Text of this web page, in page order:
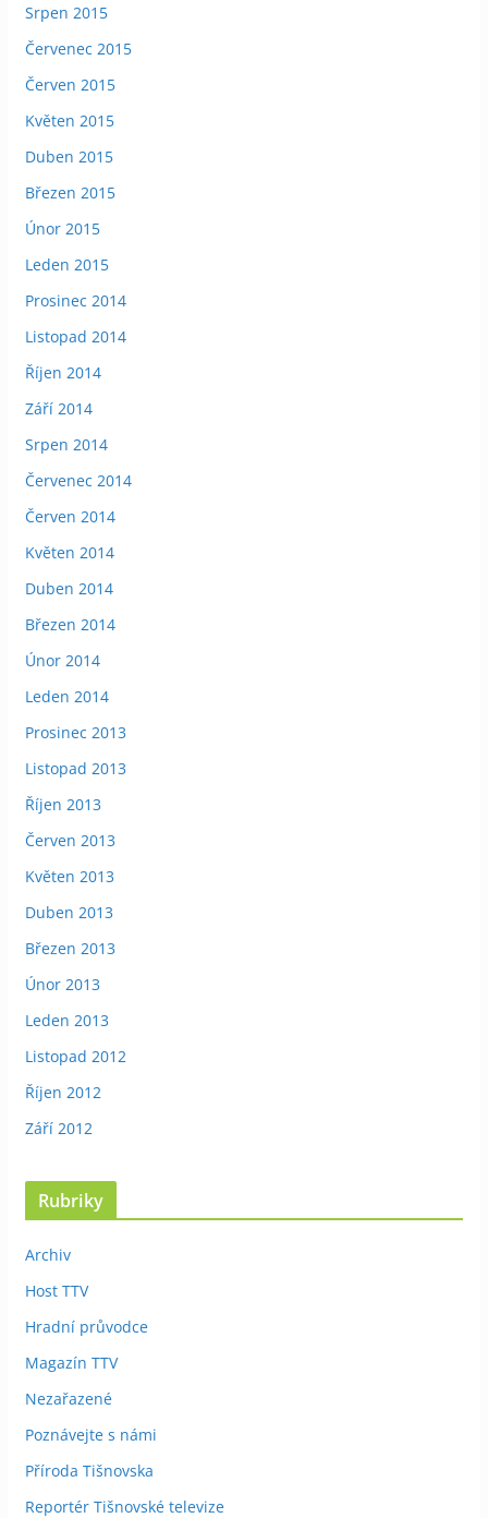
Srpen 2015
Červenec 2015
Červen 2015
Květen 2015
Duben 2015
Březen 2015
Únor 2015
Leden 2015
Prosinec 2014
Listopad 2014
Říjen 2014
Září 2014
Srpen 2014
Červenec 2014
Červen 2014
Květen 2014
Duben 2014
Březen 2014
Únor 2014
Leden 2014
Prosinec 2013
Listopad 2013
Říjen 2013
Červen 2013
Květen 2013
Duben 2013
Březen 2013
Únor 2013
Leden 2013
Listopad 2012
Říjen 2012
Září 2012
Rubriky
Archiv
Host TTV
Hradní průvodce
Magazín TTV
Nezařazené
Poznávejte s námi
Příroda Tišnovska
Reportér Tišnovské televize